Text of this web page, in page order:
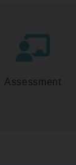
Assessment